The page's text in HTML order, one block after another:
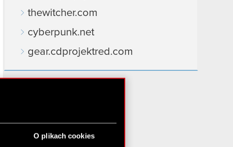
O plikach cookies
thewitcher.com
cyberpunk.net
gear.cdprojektred.com